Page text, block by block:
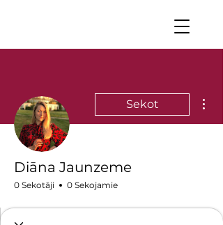
Sekot
Diāna Jaunzeme
0 Sekotāji 0 Sekojamie